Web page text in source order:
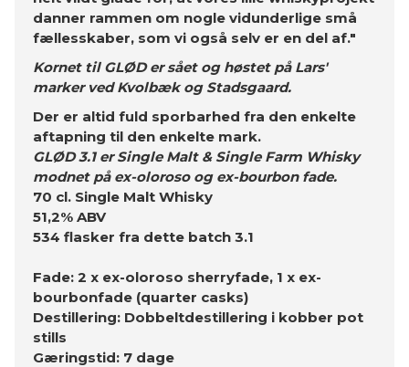
danner rammen om nogle vidunderlige små
fællesskaber, som vi også selv er en del af."
Kornet til GLØD er sået og høstet på Lars'
marker ved Kvolbæk og Stadsgaard.
Der er altid fuld sporbarhed fra den enkelte
aftapning til den enkelte mark.
GLØD 3.1 er Single Malt & Single Farm Whisky
modnet på ex-oloroso og ex-bourbon fade.
70 cl. Single Malt Whisky
51,2% ABV
534 flasker fra dette batch 3.1
Fade: 2 x ex-oloroso sherryfade, 1 x ex-
bourbonfade (quarter casks)
Destillering: Dobbeltdestillering i kobber pot
stills
Gæringstid: 7 dage